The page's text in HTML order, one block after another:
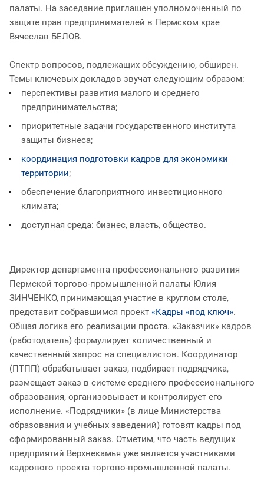
палаты. На заседание приглашен уполномоченный по
защите прав предпринимателей в Пермском крае
Вячеслав БЕЛОВ.
Спектр вопросов, подлежащих обсуждению, обширен.
Темы ключевых докладов звучат следующим образом:
перспективы развития малого и среднего
предпринимательства;
приоритетные задачи государственного института
защиты бизнеса;
координация подготовки кадров для экономики
территории;
обеспечение благоприятного инвестиционного
климата;
доступная среда: бизнес, власть, общество.
Директор департамента профессионального развития
Пермской торгово-промышленной палаты Юлия
ЗИНЧЕНКО, принимающая участие в круглом столе,
представит собравшимся проект «Кадры «под ключ».
Общая логика его реализации проста. «Заказчик» кадров
(работодатель) формулирует количественный и
качественный запрос на специалистов. Координатор
(ПТПП) обрабатывает заказ, подбирает подрядчика,
размещает заказ в системе среднего профессионального
образования, организовывает и контролирует его
исполнение. «Подрядчики» (в лице Министерства
образования и учебных заведений) готовят кадры под
сформированный заказ. Отметим, что часть ведущих
предприятий Верхнекамья уже является участниками
кадрового проекта торгово-промышленной палаты.